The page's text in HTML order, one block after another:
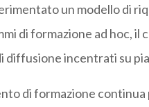
un modello di
di formazione ad hoc, il
diffusione incentrati su
di formazione continua